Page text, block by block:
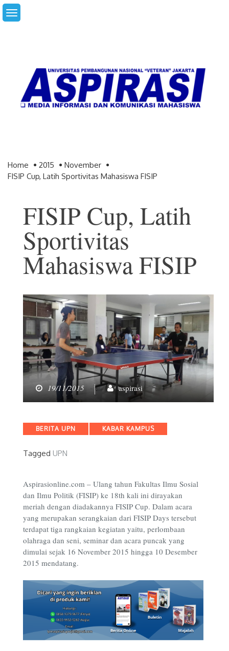
Skip
to
Home 2015
November
FISIP Cup, Latih Sportivitas Mahasiswa FISIP
FISIP Cup, Latih
Sportivitas
Mahasiswa FISIP
19/11/2015 aspirasi
Categories
BERITA UPN KABAR KAMPUS
Tagged UPN
Aspirasionline.com – Ulang tahun Fakultas Ilmu Sosial
dan Ilmu Politik (FISIP) ke 18th kali ini dirayakan
meriah dengan diadakannya FISIP Cup. Dalam acara
yang merupakan serangkaian dari FISIP Days tersebut
terdapat tiga rangkaian kegiatan yaitu, perlombaan
olahraga dan seni, seminar dan acara puncak yang
dimulai sejak 16 November 2015 hingga 10 Desember
2015 mendatang.